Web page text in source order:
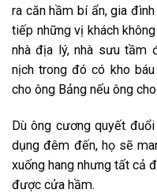
ra căn hầm bí ẩn, gia
tiếp những vị khách
nhà địa lý, nhà sưu tầm
nịch trong đó có kho
cho ông Bảng nếu ông
Dù ông cương quyết
dụng đêm đến, họ sẽ
xuống hang nhưng tất cả
được cửa hầm.